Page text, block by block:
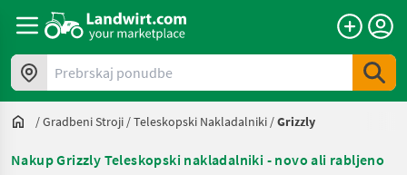
Prebrskaj ponudbe
/Gradbeni Stroji /Teleskopski Nakladalniki /Grizzly
Nakup Grizzly Teleskopski nakladalniki - novo ali rabljeno